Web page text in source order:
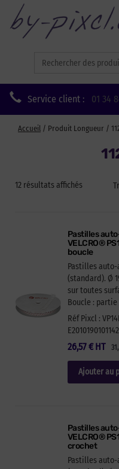
for:
Service client : 01 34
Accueil / Produit Longueur /
12 résultats affichés
Pastilles
VELCRO®
boucle
Pastilles auto-
(standard). Ø
sur toutes
Boucle :
Réf Pixcl :
26,57€ HT
Ajouter au
Pastilles
VELCRO®
crochet
Pastilles auto-